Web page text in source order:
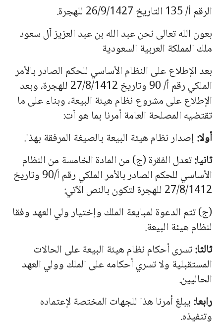
الرقم أ/ 135 التاريخ 26/9/1427 للهجرة.
بعون الله تعالى نحن عبد الله بن عبد العزيز آل سعود
ملك المملكة العربية السعودية
بعد الإطلاع على النظام الأساسي للحكم الصادر بالأمر
الملكي رقم أ/ 90 وتاريخ 27/8/1412 للهجرة، وبعد
الإطلاع على مشروع نظام هيئة البيعة، وبناء على ما
تقتضيه المصلحة العامة أمرنا بما هو آت:
أولا:إصدار نظام هيئة البيعة بالصيغة المرفقة بهذا.
ثانيا:تعدل الفقرة (ج) من المادة الخامسة من النظام
الأساسي للحكم الصادر بالأمر الملكي رقم أ/90 وتاريخ
27/8/1412 للهجرة لتكون بالنص الآتي:
(ج) تتم الدعوة لمبايعة الملك وإختيار ولي العهد وفقا
لنظام هيئة البيعة.
ثالثا:تسرى أحكام نظام هيئة البيعة على الحالات
المستقبلية ولا تسري أحكامه على الملك وولي العهد
الحاليين.
رابعا:يبلغ أمرنا هذا للجهات المختصة لإعتماده
وتنفيذه.